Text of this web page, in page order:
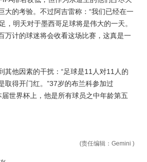
的考验。不过阿吉雷称：“我们已经在一
明天对于墨西哥足球将是伟大的一天。
万计的球迷将会收看这场比赛，这真是一
他因素的干扰：“足球是11人对11人的
取得开门红。”37岁的布兰科参加过
世界杯上，他是所有球员之中年龄第五
(责任编辑：Gemini )